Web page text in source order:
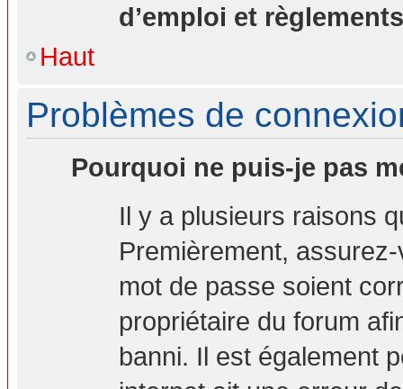
d’emploi et règlements
Haut
Problèmes de
Pourquoi ne puis-je pas
Il y a plusieurs raisons
Premièrement,
mot de passe soient
propriétaire du forum
banni. Il est également